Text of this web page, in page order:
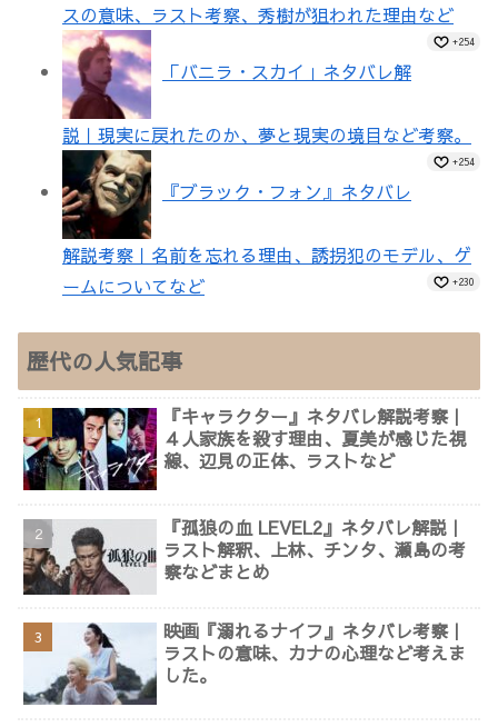
スの意味、ラスト考察、秀樹が狙われた理由など
+254
「バニラ・スカイ」ネタバレ解
説｜現実に戻れたのか、夢と現実の境目など考察。
+254
『ブラック・フォン』ネタバレ
解説考察｜名前を忘れる理由、誘拐犯のモデル、ゲ
ームについてなど
+230
歴代の人気記事
『キャラクター』ネタバレ解説考察｜
４人家族を殺す理由、夏美が感じた視
線、辺見の正体、ラストなど
『孤狼の血 LEVEL2』ネタバレ解説｜
ラスト解釈、上林、チンタ、瀬島の考
察などまとめ
映画『溺れるナイフ』ネタバレ考察｜
ラストの意味、カナの心理など考えま
した。